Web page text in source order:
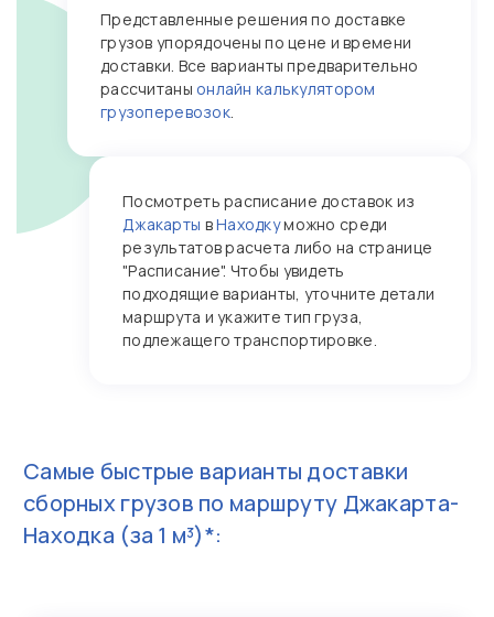
Представленные решения по доставке
грузов упорядочены по цене и времени
доставки. Все варианты предварительно
рассчитаны онлайн калькулятором
грузоперевозок.
Посмотреть расписание доставок из
Джакарты вНаходкуможно среди
результатов расчета либо на странице
"Расписание". Чтобы увидеть
подходящие варианты, уточните детали
маршрута и укажите тип груза,
подлежащего транспортировке.
Самые быстрые варианты доставки
сборных грузов по маршруту Джакарта-
Находка (за 1 м³)*: